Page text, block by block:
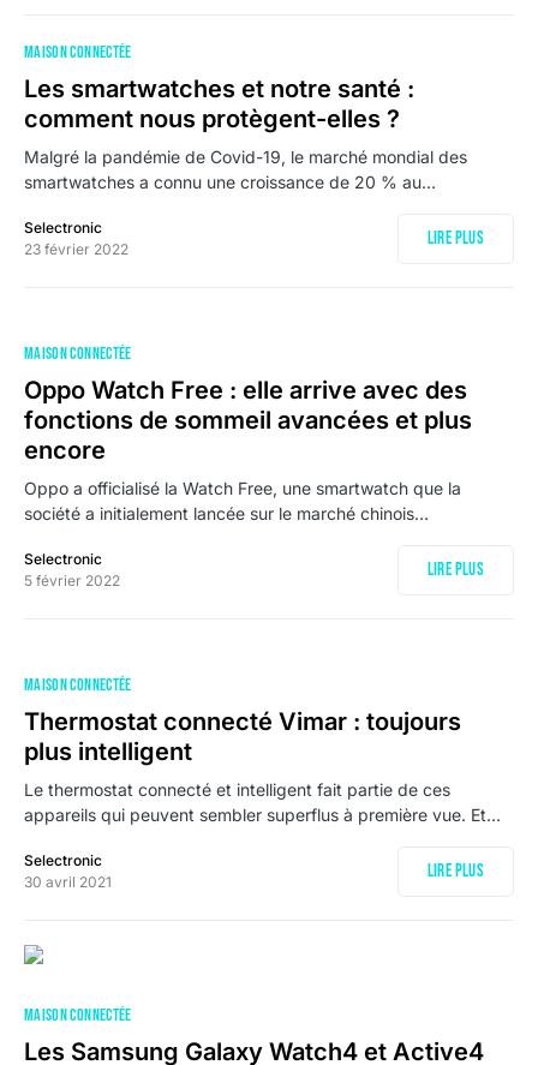
MAISON CONNECTÉE
Les smartwatches et notre santé :
comment nous protègent-elles ?
Malgré la pandémie de Covid-19, le marché mondial des
smartwatches a connu une croissance de 20 % au…
Selectronic
23 février 2022
Lire plus
MAISON CONNECTÉE
Oppo Watch Free : elle arrive avec des
fonctions de sommeil avancées et plus
encore
Oppo a officialisé la Watch Free, une smartwatch que la
société a initialement lancée sur le marché chinois…
Selectronic
5 février 2022
Lire plus
MAISON CONNECTÉE
Thermostat connecté Vimar : toujours
plus intelligent
Le thermostat connecté et intelligent fait partie de ces
appareils qui peuvent sembler superflus à première vue. Et…
Selectronic
30 avril 2021
Lire plus
MAISON CONNECTÉE
Les Samsung Galaxy Watch4 et Active4